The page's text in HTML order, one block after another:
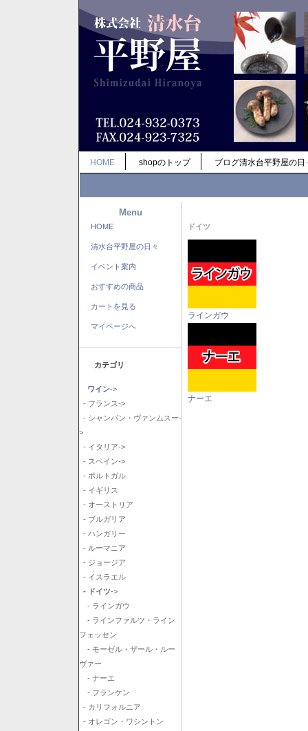
HOME shopのトップ ブログ清水台平野屋の日
Menu
HOME
清水台平野屋の日々
イベント案内
おすすめの商品
カートを見る
マイページへ
カテゴリ
ワイン->
- フランス->
- シャンパン・ヴァンムスー-
>
- イタリア->
- スペイン->
- ポルトガル
- イギリス
- オーストリア
- ブルガリア
- ハンガリー
- ルーマニア
- ジョージア
- イスラエル
- ドイツ->
- ラインガウ
- ラインファルツ・ライン
フェッセン
- モーゼル・ザール・ルー
ヴァー
- ナーエ
- フランケン
- カリフォルニア
- オレゴン・ワシントン
ドイツ
ラインガウ
ナーエ